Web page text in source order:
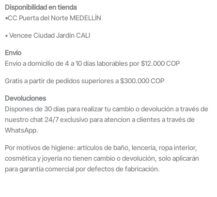
Disponibilidad en tienda
•CC Puerta del Norte MEDELLÍN
• Vencee Ciudad Jardín CALI
Envío
Envío a domicilio de 4 a 10 días laborables por $12.000 COP
Gratis a partir de pedidos superiores a $300.000 COP
Devoluciones
Dispones de 30 días para realizar tu cambio o devolución a través de
nuestro chat 24/7 exclusivo para atencion a clientes a través de
WhatsApp.
Por motivos de higiene: artículos de baño, lencería, ropa interior,
cosmética y joyería no tienen cambio o devolución, solo aplicarán
para garantía comercial por defectos de fabricación.